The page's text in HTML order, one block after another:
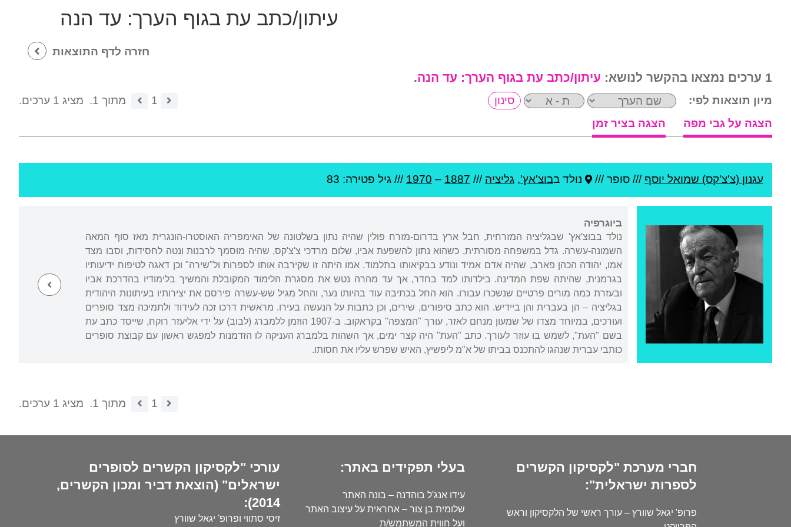
עיתון/כתב עת בגוף הערך: עד הנה
חזרה לדף התוצאות
1 ערכים נמצאו בהקשר לנושא: עיתון/כתב עת בגוף הערך: עד הנה.
מיון תוצאות לפי: 1 מתוך 1.
מציג 1 ערכים.
הצגה על גבי מפה
הצגה בציר זמן
עגנון (צ'צ'קס) שמואל יוסף /// סופר /// נולד בבוצ'אץ', גליציה ///
1887
–
1970 /// גיל פטירה: 83
ביוגרפיה
נולד בבוצ'אץ' שבגליציה המזרחית, חבל ארץ בדרום-מזרח פולין שהיה נתון בשלטונה של האימפריה האוסטרו-הונגרית מאז סוף המאה
השמונה-עשרה. גדל במשפחה מסורתית, כשהוא נתון להשפעת אביו, שלום מרדכי צ'צ'קס, שהיה מוסמך לרבנות ונטה לחסידות, וסבו מצד
אמו, יהודה הכהן פארב, שהיה אדם אמיד ונודע בבקיאותו בתלמוד. אמו היתה זו שקירבה אותו לספרות ול"שירה" וכן דאגה לטיפוח ידיעותיו
בגרמנית, שהיתה שפת המדינה. בילדותו למד בחדר, אך עד מהרה נטש את מסגרת הלימוד המקובלת והמשיך בלימודיו בהדרכת אביו
ובעזרת כמה מורים פרטיים שנשכרו עבורו. הוא החל בכתיבה עוד בהיותו נער, והחל מגיל שש-עשרה פירסם את יצירותיו בעיתונות היהודית
בגליציה – הן בעברית והן ביידיש. הוא כתב סיפורים, שירים, וכן כתבות על הנעשה בעירו. מראשית דרכו זכה לעידוד ולתמיכה מצד סופרים
ועורכים, במיוחד מצדו של שמעון מנחם לאזר, עורך "המצפה" בקראקוב. ב-1907 הוזמן ללמברג (לבוב) על ידי אליעזר רוקח, שייסד כתב עת
בשם "העת", לשמש בו עוזר לעורך. כתב "העת" היה קצר ימים, אך השהות בלמברג העניקה לו הזדמנות למפגש ראשון עם קבוצת סופרים
כותבי עברית שנהגו להתכנס בביתו של א"מ ליפשיץ, האיש שפרש עליו את חסותו.
1 מתוך 1. מציג 1 ערכים.
חברי מערכת "לקסיקון הקשרים
לספרות ישראלית":
פרופ' יגאל שוורץ – עורך ראשי של הלקסיקון וראש
בעלי תפקידים באתר:
עידו אנג'ל בוהדנה – בונה האתר
שלומית בן צור – אחראית על עיצוב האתר
ועל חווית המשתמש/ת
עורכי "לקסיקון הקשרים לסופרים
ישראלים" (הוצאת דביר ומכון הקשרים,
2014):
זיסי סתווי ופרופ' יגאל שוורץ